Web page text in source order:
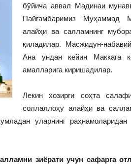
бўйича аввал Мадинаи
Пайғамбаримиз Муҳаммад
алайҳи ва салламнинг
қиладилар. Масжидун-
Ана ундан кейин Маккага
амалларига киришадилар.
Лекин хозирги соҳта
соллаллоҳу алайҳи ва
уларнинг
зиёрати учун сафарга